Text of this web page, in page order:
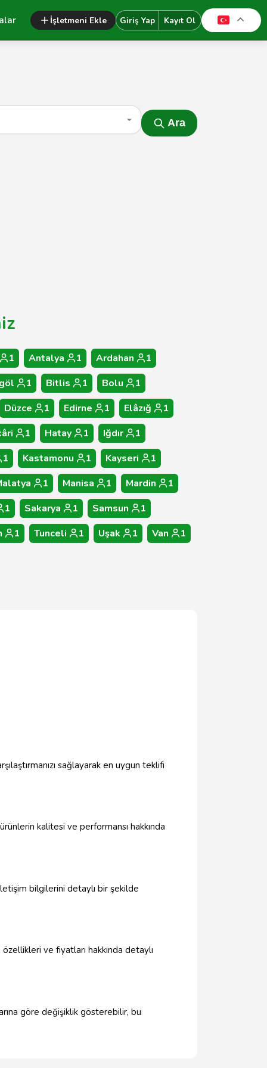
İşletmeni Ekle Giriş Yap Kayıt Ol
Ara
1 Antalya 1 Ardahan
1
1 Bitlis 1 Bolu
1
Düzce 1 Edirne 1 Elâzığ
1
1 Hatay 1 Iğdır
1
1 Kastamonu 1 Kayseri
1
1 Manisa 1 Mardin
1
1 Sakarya 1 Samsun
1
1 Tunceli 1 Uşak 1 Van
1
sağlayarak en uygun teklifi
kalitesi ve performansı hakkında
bilgilerini detaylı bir şekilde
ve fiyatları hakkında detaylı
göre değişiklik gösterebilir, bu